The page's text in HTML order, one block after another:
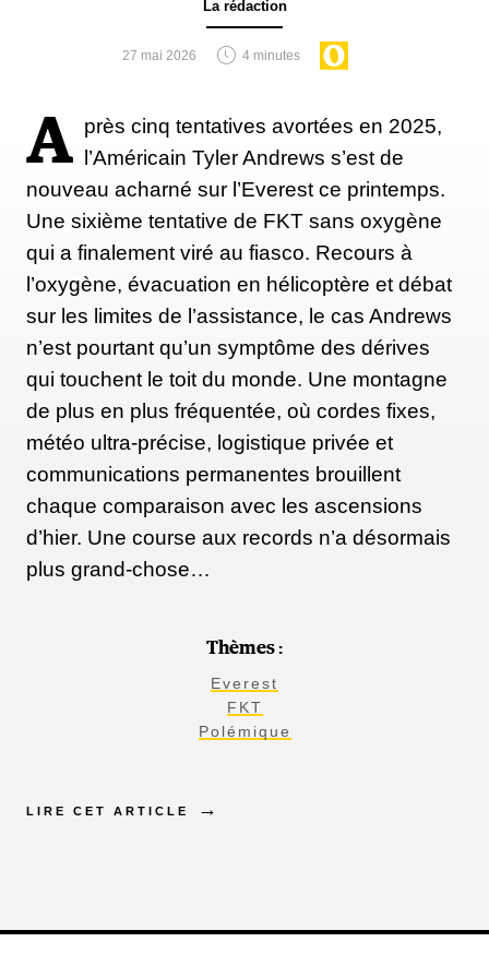
alpinistes. Mais je me suis toujours consolé en
pensant que ça faisait partie des risques de la vie
accidents de montagne ne m'ont pas dissuadé de
poursuivre mes expéditions. C'est ainsi que six mois
plus tard, le 29 avril 1985, j'ai aidé M. Arne Naess,
le chef de la première expédition norvégienne, à
monter au sommet du Sagarmatha en pleine
tempête.
«Sherpa pauvre, sans aucune
éducation ni formation
officielle en tant que
accompagner des célébrités
internationales en
La rédaction
27 mai 2026 4 minutes
A près cinq tentatives avortées en 2025,
l’Américain Tyler Andrews s’est de
nouveau acharné sur l’Everest ce printemps.
Une sixième tentative de FKT sans oxygène
qui a finalement viré au fiasco. Recours à
l’oxygène, évacuation en hélicoptère et débat
sur les limites de l’assistance, le cas Andrews
n’est pourtant qu’un symptôme des dérives
qui touchent le toit du monde. Une montagne
de plus en plus fréquentée, où cordes fixes,
météo ultra-précise, logistique privée et
communications permanentes brouillent
chaque comparaison avec les ascensions
d’hier. Une course aux records n’a désormais
plus grand-chose…
Thèmes :
Everest
FKT
Polémique
LIRE CET ARTICLE